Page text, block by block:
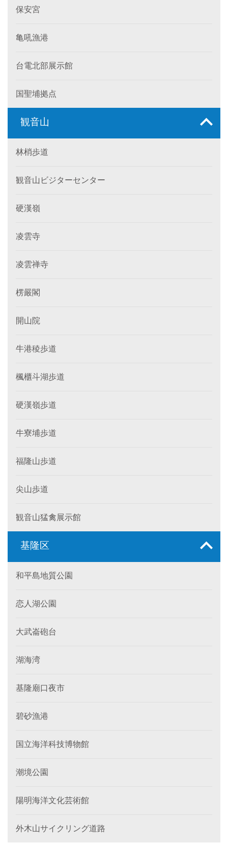
保安宮
亀吼漁港
台電北部展示館
国聖埔拠点
観音山
林梢歩道
観音山ビジターセンター
硬漢嶺
凌雲寺
凌雲禅寺
楞嚴閣
開山院
牛港稜歩道
楓櫃斗湖歩道
硬漢嶺歩道
牛寮埔歩道
福隆山歩道
尖山歩道
観音山猛禽展示館
基隆区
和平島地質公園
恋人湖公園
大武崙砲台
湖海湾
基隆廟口夜市
碧砂漁港
国立海洋科技博物館
潮境公園
陽明海洋文化芸術館
外木山サイクリング道路